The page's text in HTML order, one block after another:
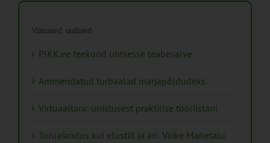
Viimased uudised
PIKK.ee teekond ühtsesse teabesalve
Ammendatud turbaalad marjapõldudeks
Virtuaaltara: unistusest praktilise tööriistani
Turuaiandus kui elustiil ja äri: Väike Mahetalu